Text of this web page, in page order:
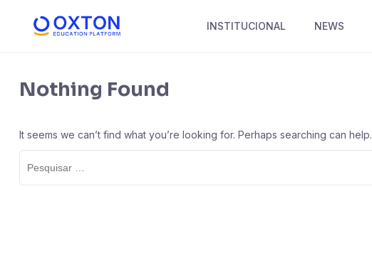
INSTITUCIONAL NEWS
Nothing Found
It seems we can’t find what you’re looking for. Perhaps searching can help.
por: